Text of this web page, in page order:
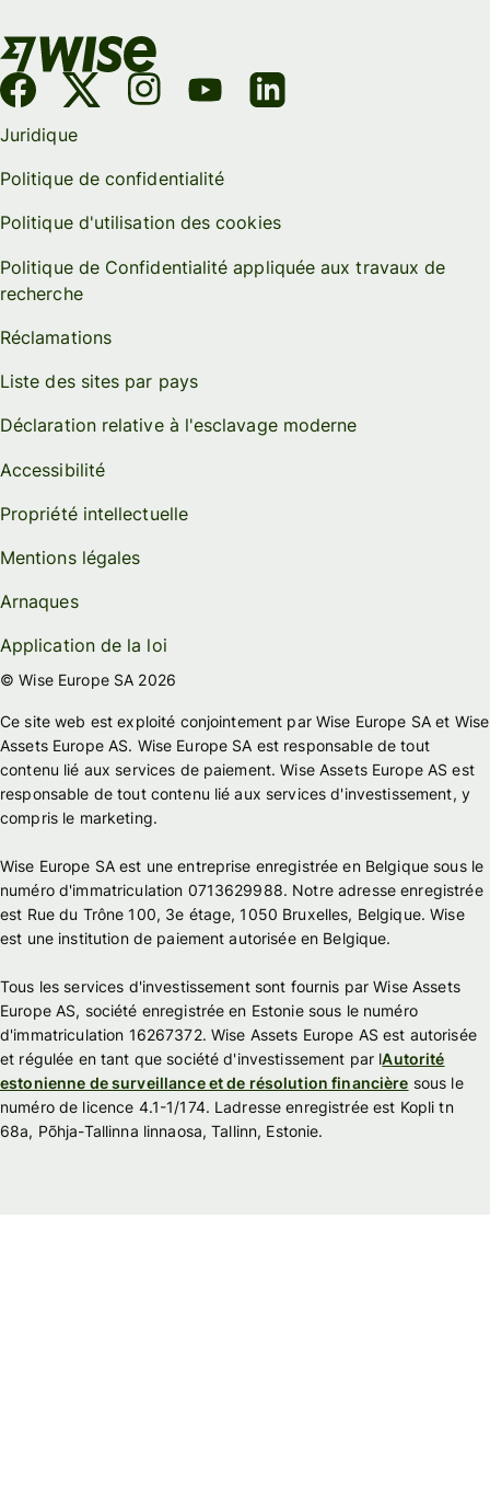
Juridique
Politique de confidentialité
Politique d'utilisation des cookies
Politique de Confidentialité appliquée aux travaux de
recherche
Réclamations
Liste des sites par pays
Déclaration relative à l'esclavage moderne
Accessibilité
Propriété intellectuelle
Mentions légales
Arnaques
Application de la loi
© Wise Europe SA 2026
Ce site web est exploité conjointement par Wise Europe SA et Wise
Assets Europe AS. Wise Europe SA est responsable de tout
contenu lié aux services de paiement. Wise Assets Europe AS est
responsable de tout contenu lié aux services d'investissement, y
compris le marketing.
Wise Europe SA est une entreprise enregistrée en Belgique sous le
numéro d'immatriculation 0713629988. Notre adresse enregistrée
est Rue du Trône 100, 3e étage, 1050 Bruxelles, Belgique. Wise
est une institution de paiement autorisée en Belgique.
Tous les services d'investissement sont fournis par Wise Assets
Europe AS, société enregistrée en Estonie sous le numéro
d'immatriculation 16267372. Wise Assets Europe AS est autorisée
et régulée en tant que société d'investissement par lAutorité
estonienne de surveillance et de résolution financière sous le
numéro de licence 4.1-1/174. Ladresse enregistrée est Kopli tn
68a, Põhja-Tallinna linnaosa, Tallinn, Estonie.